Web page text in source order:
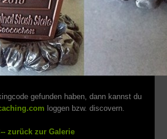
gefunden haben, dann kannst du
loggen bzw. discovern.
zurück zur Galerie